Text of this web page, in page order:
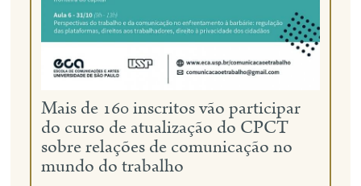
Mais de 160 inscritos vão participar
do curso de atualização do CPCT
sobre relações de comunicação no
mundo do trabalho